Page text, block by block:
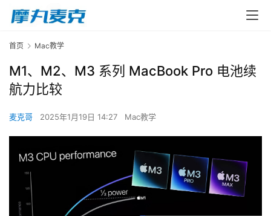
首页 Mac教学
M1、M2、M3 系列 MacBook Pro 电池续
航力比较
麦克哥 2025年1月19日 14:27 Mac教学